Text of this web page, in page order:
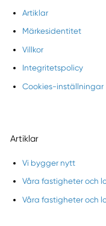
Artiklar
Märkesidentitet
Villkor
Integritetspolicy
Cookies-inställningar
Artiklar
Vi bygger nytt
Våra fastigheter och
Våra fastigheter och